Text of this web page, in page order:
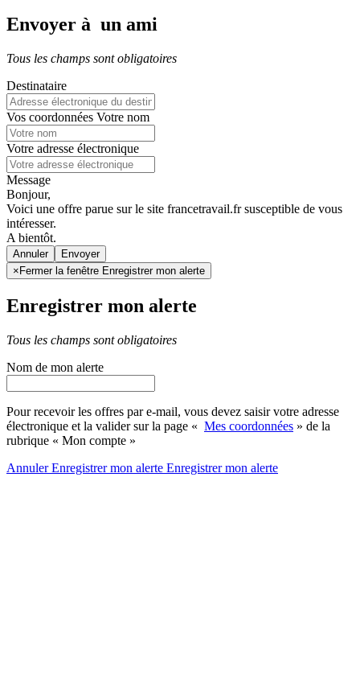
Envoyer à un ami
Tous les champs sont obligatoires
Destinataire
Vos coordonnées Votre nom
Votre adresse électronique
Message
Bonjour,
Voici une offre parue sur le site francetravail.fr susceptible de vous
intéresser.
A bientôt.
Annuler
× Fermer la fenêtre Enregistrer mon alerte
Enregistrer mon alerte
Tous les champs sont obligatoires
Nom de mon alerte
Pour recevoir les offres par e-mail, vous devez saisir votre adresse
électronique et la valider sur la page « Mes coordonnées » de la
rubrique « Mon compte »
AnnulerEnregistrer mon alerte Enregistrermon alerte